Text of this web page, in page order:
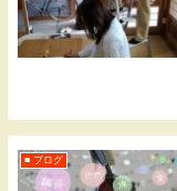
■ ブログ